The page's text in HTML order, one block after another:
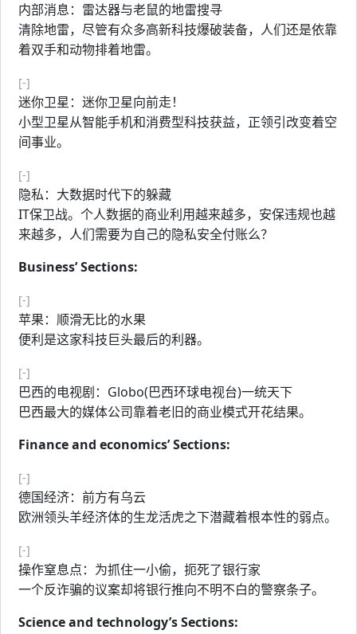
内部消息：雷达器与老鼠的地雷搜寻
清除地雷，尽管有众多高新科技爆破装备，人们还是依靠
着双手和动物排着地雷。
[-]
迷你卫星：迷你卫星向前走！
小型卫星从智能手机和消费型科技获益，正领引改变着空
间事业。
[-]
隐私：大数据时代下的躲藏
IT保卫战。个人数据的商业利用越来越多，安保违规也越
来越多，人们需要为自己的隐私安全付账么？
Business’ Sections:
[-]
苹果：顺滑无比的水果
便利是这家科技巨头最后的利器。
[-]
巴西的电视剧：Globo(巴西环球电视台)一统天下
巴西最大的媒体公司靠着老旧的商业模式开花结果。
Finance and economics’ Sections:
[-]
德国经济：前方有乌云
欧洲领头羊经济体的生龙活虎之下潜藏着根本性的弱点。
[-]
操作窒息点：为抓住一小偷，扼死了银行家
一个反诈骗的议案却将银行推向不明不白的警察条子。
Science and technology’s Sections: